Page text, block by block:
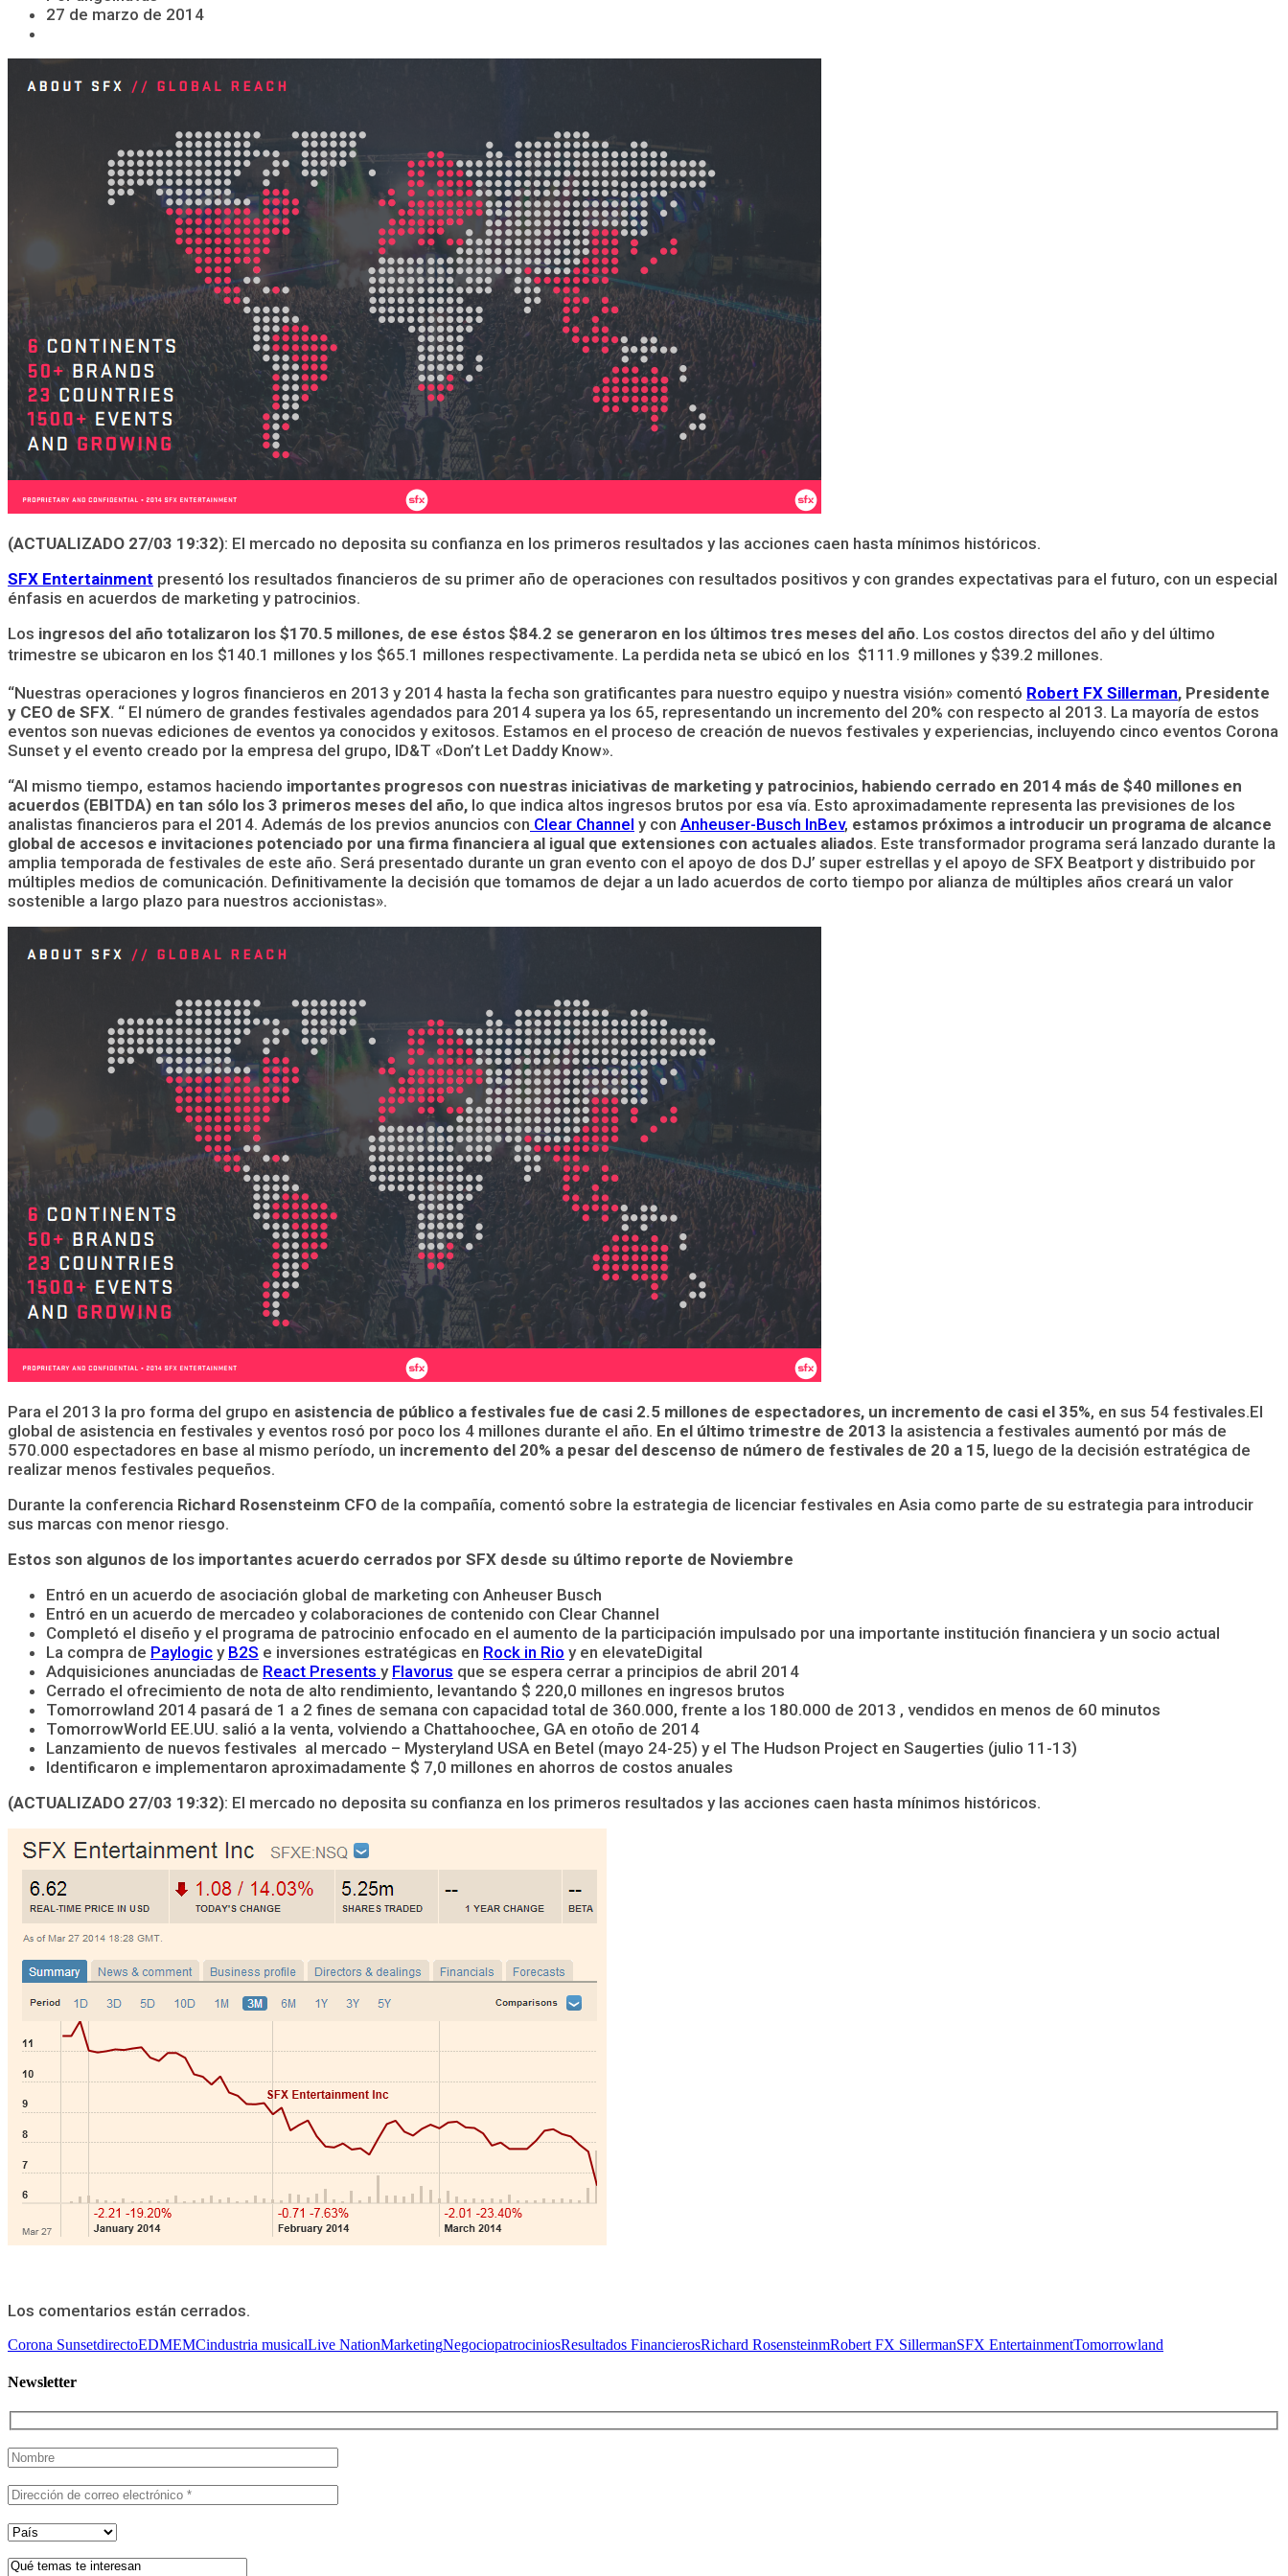
27 de marzo de 2014
(ACTUALIZADO 27/03 19:32): El mercado no deposita su confianza en los primeros resultados y las acciones caen hasta mínimos históricos.
SFX Entertainment presentó los resultados financieros de su primer año de operaciones con resultados positivos y con grandes expectativas para el futuro, con un especial
énfasis en acuerdos de marketing y patrocinios.
Los ingresos del año totalizaron los $170.5 millones, de ese éstos $84.2 se generaron en los últimos tres meses del año. Los costos directos del año y del último
trimestre se ubicaron en los $140.1 millones y los $65.1 millones respectivamente. La perdida neta se ubicó en los $111.9 millones y $39.2 millones.
“Nuestras operaciones y logros financieros en 2013 y 2014 hasta la fecha son gratificantes para nuestro equipo y nuestra visión» comentó Robert FX Sillerman, Presidente
y CEO de SFX. “ El número de grandes festivales agendados para 2014 supera ya los 65, representando un incremento del 20% con respecto al 2013. La mayoría de estos
eventos son nuevas ediciones de eventos ya conocidos y exitosos. Estamos en el proceso de creación de nuevos festivales y experiencias, incluyendo cinco eventos Corona
Sunset y el evento creado por la empresa del grupo, ID&T «Don’t Let Daddy Know».
“Al mismo tiempo, estamos haciendo importantes progresos con nuestras iniciativas de marketing y patrocinios, habiendo cerrado en 2014 más de $40 millones en
acuerdos (EBITDA) en tan sólo los 3 primeros meses del año, lo que indica altos ingresos brutos por esa vía. Esto aproximadamente representa las previsiones de los
analistas financieros para el 2014. Además de los previos anuncios con Clear Channel y con Anheuser-Busch InBev, estamos próximos a introducir un programa de alcance
global de accesos e invitaciones potenciado por una firma financiera al igual que extensiones con actuales aliados. Este transformador programa será lanzado durante la
amplia temporada de festivales de este año. Será presentado durante un gran evento con el apoyo de dos DJ’ super estrellas y el apoyo de SFX Beatport y distribuido por
múltiples medios de comunicación. Definitivamente la decisión que tomamos de dejar a un lado acuerdos de corto tiempo por alianza de múltiples años creará un valor
sostenible a largo plazo para nuestros accionistas».
Para el 2013 la pro forma del grupo en asistencia de público a festivales fue de casi 2.5 millones de espectadores, un incremento de casi el 35%, en sus 54 festivales.El
global de asistencia en festivales y eventos rosó por poco los 4 millones durante el año. En el último trimestre de 2013 la asistencia a festivales aumentó por más de
570.000 espectadores en base al mismo período, un incremento del 20% a pesar del descenso de número de festivales de 20 a 15, luego de la decisión estratégica de
realizar menos festivales pequeños.
Durante la conferencia Richard Rosensteinm CFO de la compañía, comentó sobre la estrategia de licenciar festivales en Asia como parte de su estrategia para introducir
sus marcas con menor riesgo.
Estos son algunos de los importantes acuerdo cerrados por SFX desde su último reporte de Noviembre
Entró en un acuerdo de asociación global de marketing con Anheuser Busch
Entró en un acuerdo de mercadeo y colaboraciones de contenido con Clear Channel
Completó el diseño y el programa de patrocinio enfocado en el aumento de la participación impulsado por una importante institución financiera y un socio actual
La compra de Paylogic y B2S e inversiones estratégicas en Rock in Rio y en elevateDigital
Adquisiciones anunciadas de React Presents y Flavorus que se espera cerrar a principios de abril 2014
Cerrado el ofrecimiento de nota de alto rendimiento, levantando $ 220,0 millones en ingresos brutos
Tomorrowland 2014 pasará de 1 a 2 fines de semana con capacidad total de 360.000, frente a los 180.000 de 2013 , vendidos en menos de 60 minutos
TomorrowWorld EE.UU. salió a la venta, volviendo a Chattahoochee, GA en otoño de 2014
Lanzamiento de nuevos festivales al mercado – Mysteryland USA en Betel (mayo 24-25) y el The Hudson Project en Saugerties (julio 11-13)
Identificaron e implementaron aproximadamente $ 7,0 millones en ahorros de costos anuales
(ACTUALIZADO 27/03 19:32): El mercado no deposita su confianza en los primeros resultados y las acciones caen hasta mínimos históricos.
Los comentarios están cerrados.
Corona SunsetdirectoEDMEMCindustria musicalLive NationMarketingNegociopatrociniosResultados FinancierosRichard RosensteinmRobert FX SillermanSFX EntertainmentTomorrowland
Newsletter